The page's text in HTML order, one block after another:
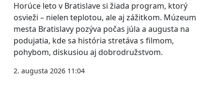
Horúce leto v Bratislave si žiada program, ktorý
osvieži – nielen teplotou, ale aj zážitkom. Múzeum
mesta Bratislavy pozýva počas júla a augusta na
podujatia, kde sa história stretáva s filmom,
pohybom, diskusiou aj dobrodružstvom.
2. augusta 2026 11:04